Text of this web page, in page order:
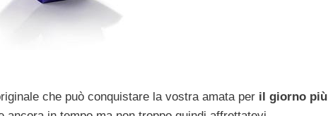
che può conquistare la vostra amata per il giorno più